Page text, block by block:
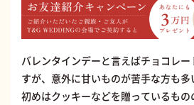
バレンタインデーと言えばチョコレ
すが、意外に甘いものが苦手な方も多
初めはクッキーなどを贈っているも